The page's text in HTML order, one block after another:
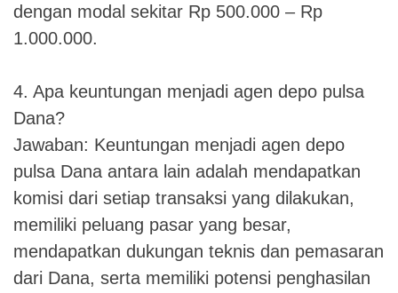
dengan modal sekitar Rp 500.000 – Rp
1.000.000.
4. Apa keuntungan menjadi agen depo pulsa
Dana?
Jawaban: Keuntungan menjadi agen depo
pulsa Dana antara lain adalah mendapatkan
komisi dari setiap transaksi yang dilakukan,
memiliki peluang pasar yang besar,
mendapatkan dukungan teknis dan pemasaran
dari Dana, serta memiliki potensi penghasilan